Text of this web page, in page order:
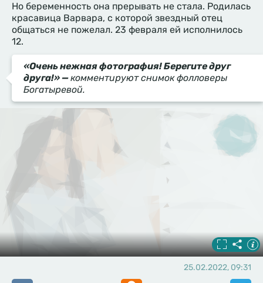
Но беременность она прерывать не стала. Родилась
красавица Варвара, с которой звездный отец
общаться не пожелал. 23 февраля ей исполнилось
12.
«Очень нежная фотография! Берегите друг
друга!» —комментируют снимок фолловеры
Богатыревой.
25.02.2022, 09:31